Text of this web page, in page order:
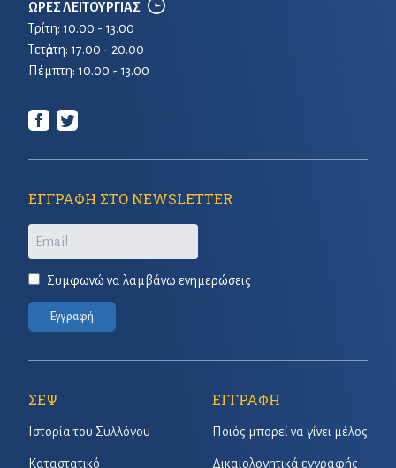
ΩΡΕΣ ΛΕΙΤΟΥΡΓΙΑΣ
Τρίτη: 10.00 - 13.00
Τετἀρτη: 17.00 - 20.00
Πέμπτη: 10.00 - 13.00
ΕΓΓΡΑΦΗ ΣΤΟ NEWSLETTER
Email
Συμφωνώ να λαμβάνω ενημερώσεις
Εγγραφή
ΣΕΨ
Ιστορία του Συλλόγου
Καταστατικό
ΕΓΓΡΑΦΗ
Ποιός μπορεί να γίνει μέλος
Δικαιολογητικά εγγραφής